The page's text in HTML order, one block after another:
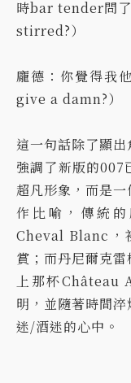
時bar tender問
stirred?）
龐德：你覺得我
give a damn?）
這一句話除了顯
強調了新版的007
超凡形象，而是
作比喻，傳統
Cheval Blanc，
賞；而丹尼爾克
上那杯Château
明，並隨著時間
迷/酒迷的心中。